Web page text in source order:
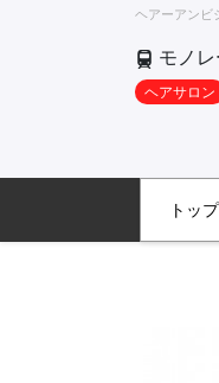
ヘアーアンビ
モノ
ヘアサロン
トップ